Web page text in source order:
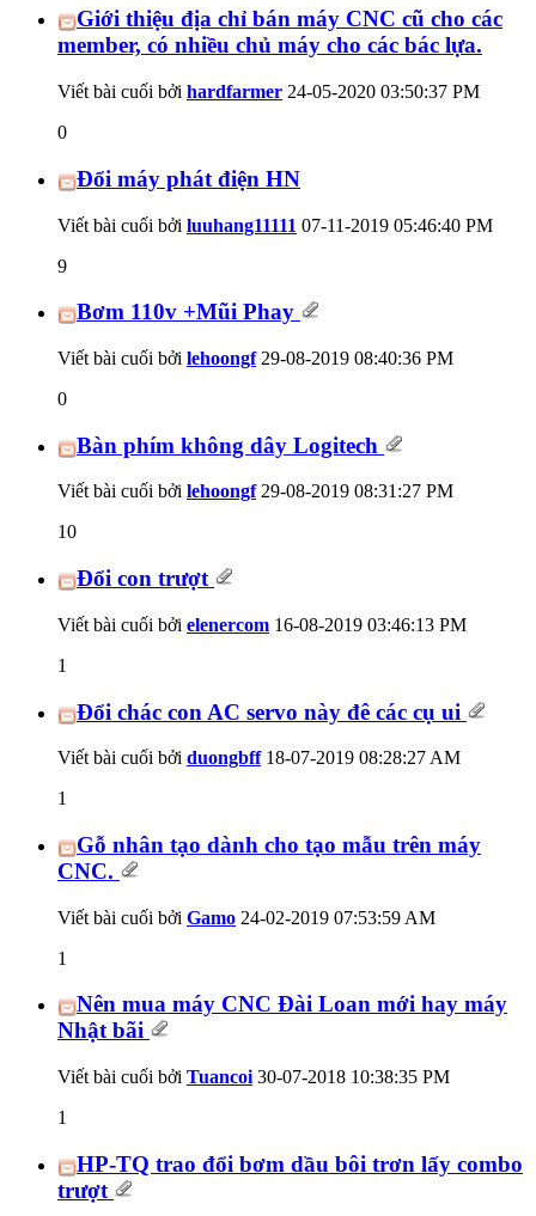
Giới thiệu địa chỉ bán máy CNC cũ cho các
member, có nhiều chủ máy cho các bác lựa.
Viết bài cuối bởi hardfarmer 24-05-2020 03:50:37 PM
0
Đổi máy phát điện HN
Viết bài cuối bởi luuhang11111 07-11-2019 05:46:40 PM
9
Bơm 110v +Mũi Phay
Viết bài cuối bởi lehoongf29-08-2019 08:40:36 PM
0
Bàn phím không dây Logitech
Viết bài cuối bởi lehoongf29-08-2019 08:31:27 PM
10
Đổi con trượt
Viết bài cuối bởi elenercom 16-08-2019 03:46:13 PM
1
Đổi chác con AC servo này đê các cụ ui
Viết bài cuối bởi duongbff18-07-2019 08:28:27 AM
1
Gỗ nhân tạo dành cho tạo mẫu trên máy
CNC.
Viết bài cuối bởi Gamo 24-02-2019 07:53:59 AM
1
Nên mua máy CNC Đài Loan mới hay máy
Nhật bãi
Viết bài cuối bởi Tuancoi 30-07-2018 10:38:35 PM
1
HP-TQ trao đổi bơm dầu bôi trơn lấy combo
trượt